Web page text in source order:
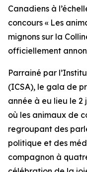
Canadiens à
concours « Les
mignons sur la
officiellement
Parrainé par
(ICSA), le gala de
année à eu lieu le 2
où les animaux de
regroupant des
politique et des
compagnon à